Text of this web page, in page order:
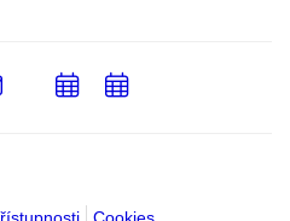
e-
PřidatPřidat